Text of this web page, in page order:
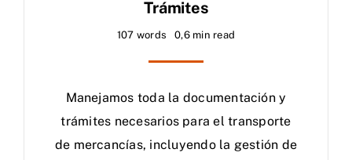
Trámites
107 words 0,6 min read
Manejamos toda la documentación y
trámites necesarios para el transporte
de mercancías, incluyendo la gestión de